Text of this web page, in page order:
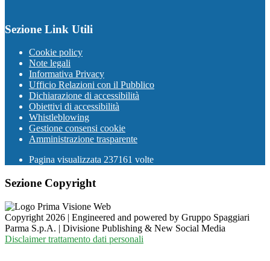
Sezione Link Utili
Cookie policy
Note legali
Informativa Privacy
Ufficio Relazioni con il Pubblico
Dichiarazione di accessibilità
Obiettivi di accessibilità
Whistleblowing
Gestione consensi cookie
Amministrazione trasparente
Pagina visualizzata 237161 volte
Sezione Copyright
Copyright 2026 | Engineered and powered by Gruppo Spaggiari
Parma S.p.A. | Divisione Publishing & New Social Media
Disclaimer trattamento dati personali